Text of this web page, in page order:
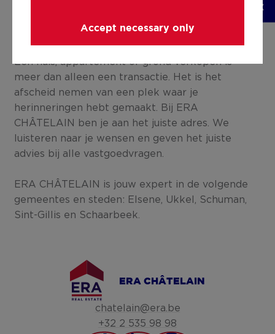
ZO VERKOCHT.
Een huis, appartement of grond verkopen is
meer dan alleen een transactie. Het is het
afscheid nemen van een plek waar je
herinneringen hebt gemaakt. Bij ERA
CHÂTELAIN ben je aan het juiste adres. We
luisteren naar je wensen en geven het juiste
advies bij alle vastgoedvragen.
ERA CHÂTELAIN is jouw expert in de volgende
gemeentes en steden: Elsene, Ukkel, Schuman,
Sint-Gillis en Schaarbeek.
ERA CHÂTELAIN
chatelain@era.be
+32 2 535 98 98
Accept necessary only